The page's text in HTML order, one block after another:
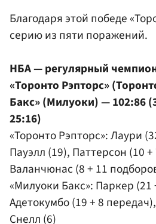
Благодаря этой победе
серию из пяти поражений.
НБА — регулярный
«Торонто Рэпторс»
Бакс» (Милуоки) — 102:86
25:16)
«Торонто Рэпторс»: Лаури
Пауэлл (19), Паттерсон (10
Валанчюнас (8 + 11
«Милуоки Бакс»: Паркер (21
Адетокумбо (19 + 8
Снелл (6)